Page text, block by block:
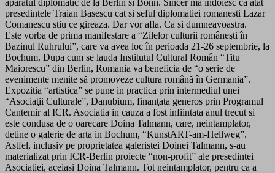
aparatul diplomatic de la Berlin si Bonn. Sincer ma indoiesc ca atat
presedintele Traian Basescu cat si seful diplomatiei romanesti Lazar
Comanescu stiu ce gireaza. Dar vor afla. Ca si dumneavoastra.
Este vorba de prima manifestare a “Zilelor culturii româneşti în
Bazinul Ruhrului”, care va avea loc în perioada 21-26 septembrie, la
Bochum. Dupa cum se lauda Institutul Cultural Român “Titu
Maiorescu” din Berlin, Romania va beneficia de “o serie de
evenimente menite să promoveze cultura română în Germania”.
Expozitia “artistica” se pune in practica prin intermediul unei
“Asociaţii Culturale”, Danubium, finanţata generos prin Programul
Cantemir al ICR. Asociatia in cauza a fost infiintata anul trecut si
este condusa de o oarecare Doina Talmann, care, neintamplator,
detine o galerie de arta in Bochum, “KunstART-am-Hellweg”.
Astfel, inclusiv pe proprietatea galeristei Doinei Talmann, s-au
materializat prin ICR-Berlin proiecte “non-profit” ale presedintei
Asociatiei, aceiasi Doina Talmann. Tot neintamplator, pentru ca a